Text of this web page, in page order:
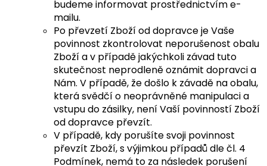
budeme informovat prostřednictvím e-
mailu.
Po převzetí Zboží od dopravce je Vaše
povinnost zkontrolovat neporušenost obalu
Zboží a v případě jakýchkoli závad tuto
skutečnost neprodleně oznámit dopravci a
Nám. V případě, že došlo k závadě na obalu,
která svědčí o neoprávněné manipulaci a
vstupu do zásilky, není Vaší povinností Zboží
od dopravce převzít.
V případě, kdy porušíte svoji povinnost
převzít Zboží, s výjimkou případů dle čl. 4
Podmínek, nemá to za následek porušení